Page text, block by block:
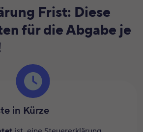
Frist: Diese
für die Abgabe je
in Kürze